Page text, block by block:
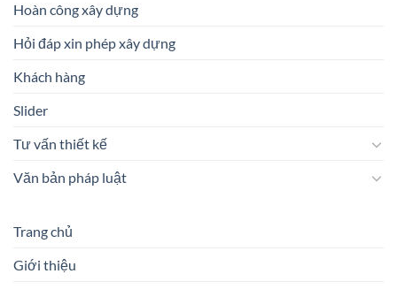
Hoàn công xây dựng
Hỏi đáp xin phép xây dựng
Khách hàng
Slider
Tư vấn thiết kế
Văn bản pháp luật
Trang chủ
Giới thiệu